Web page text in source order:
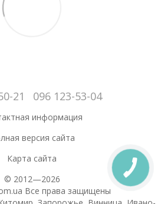
21 096 123-53-04
информация
версия сайта
Карта сайта
© 2012—2026
Все права защищены